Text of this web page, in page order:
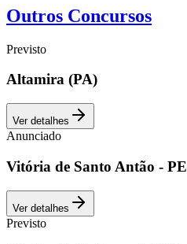
Outros Concursos
Previsto
Altamira (PA)
Ver detalhes
Anunciado
Vitória de Santo Antão - PE
Ver detalhes
Previsto